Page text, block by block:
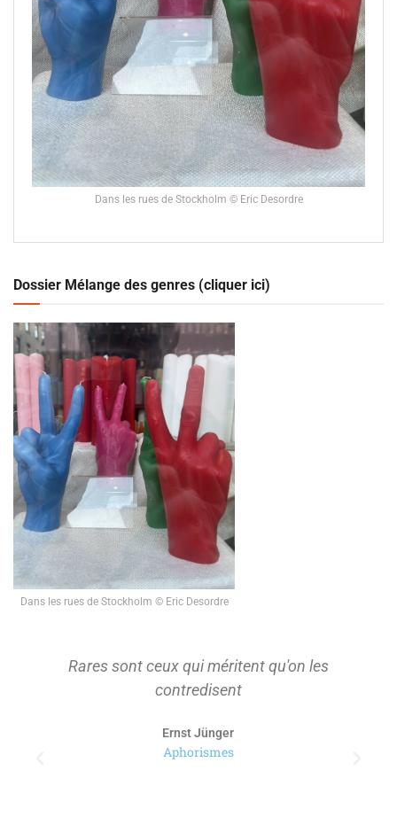
Dans les rues de Stockholm © Eric Desordre
Dossier Mélange des genres (cliquer ici)
Dans les rues de Stockholm © Eric Desordre
Rares sont ceux qui méritent qu'on les
contredisent
Ernst Jünger
Aphorismes